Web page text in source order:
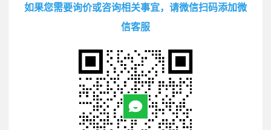
如果您需要询价或咨询相关事宜，请微信扫码添加微
信客服